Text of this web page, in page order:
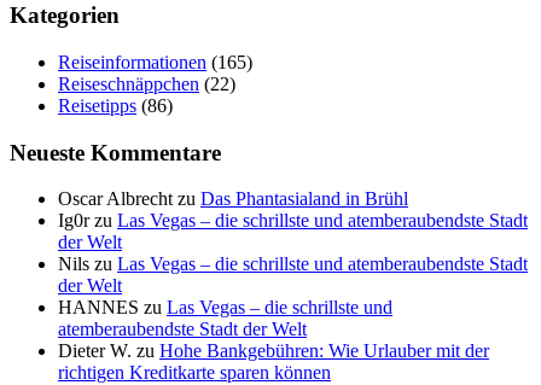
Kategorien
Reiseinformationen (165)
Reiseschnäppchen (22)
Reisetipps (86)
Neueste Kommentare
Oscar Albrecht zu Das Phantasialand in Brühl
Ig0rzu Las Vegas – die schrillste und atemberaubendste Stadt
der Welt
Nils zu Las Vegas – die schrillste und atemberaubendste Stadt
der Welt
HANNES zu Las Vegas – die schrillste und
atemberaubendste Stadt der Welt
Dieter W. zu Hohe Bankgebühren: Wie Urlauber mit der
richtigen Kreditkarte sparen können